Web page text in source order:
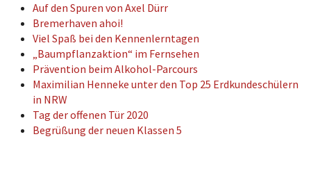
Auf den Spuren von Axel Dürr
Bremerhaven ahoi!
Viel Spaß bei den Kennenlerntagen
„Baumpflanzaktion“ im Fernsehen
Prävention beim Alkohol-Parcours
Maximilian Henneke unter den Top 25 Erdkundeschülern
in NRW
Tag der offenen Tür 2020
Begrüßung der neuen Klassen 5